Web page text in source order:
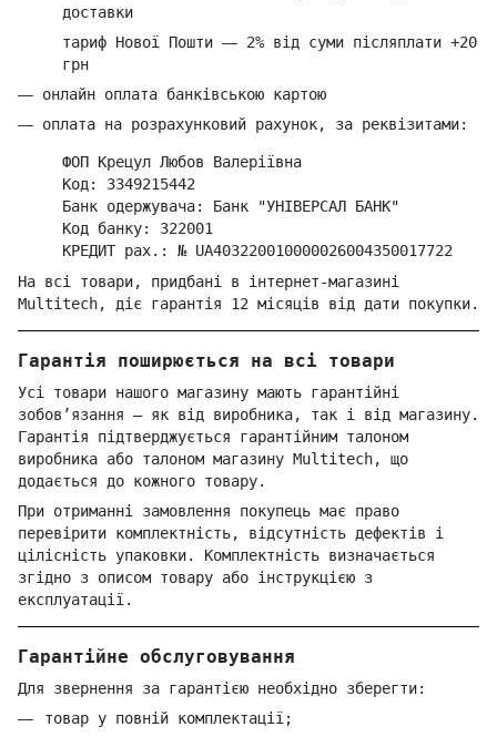
доставки
тариф Нової Пошти — 2% від суми післяплати +20
грн
— онлайн оплата банківською картою
— оплата на розрахунковий рахунок, за реквізитами:
ФОП Крецул Любов Валеріївна
Код: 3349215442
Банк одержувача: Банк "УНІВЕРСАЛ БАНК"
Код банку: 322001
КРЕДИТ рах.: № UA403220010000026004350017722
На всі товари, придбані в інтернет-магазині
Multitech, діє гарантія 12 місяців від дати покупки.
Гарантія поширюється на всі товари
Усі товари нашого магазину мають гарантійні
зобов’язання — як від виробника, так і від магазину.
Гарантія підтверджується гарантійним талоном
виробника або талоном магазину Multitech, що
додається до кожного товару.
При отриманні замовлення покупець має право
перевірити комплектність, відсутність дефектів і
цілісність упаковки. Комплектність визначається
згідно з описом товару або інструкцією з
експлуатації.
Гарантійне обслуговування
Для звернення за гарантією необхідно зберегти:
товар у повній комплектації;